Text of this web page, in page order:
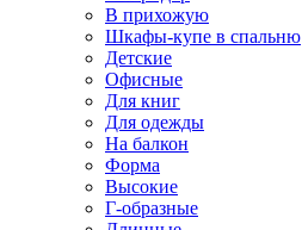
В прихожую
Шкафы-купе в спальню
Детские
Офисные
Для книг
Для одежды
На балкон
Форма
Высокие
Г-образные